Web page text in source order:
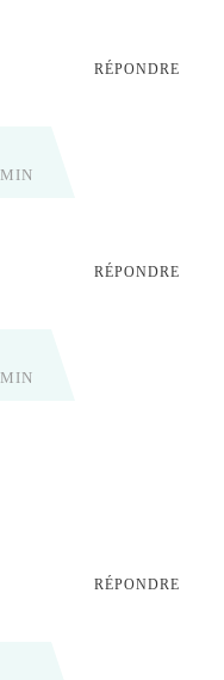
RÉPONDRE
RÉPONDRE
RÉPONDRE